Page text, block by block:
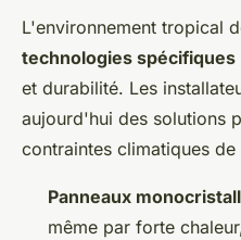
L'environnement tropical
technologies spécifiques
et durabilité. Les
aujourd'hui des solutions
contraintes climatiques
Panneaux
même par forte